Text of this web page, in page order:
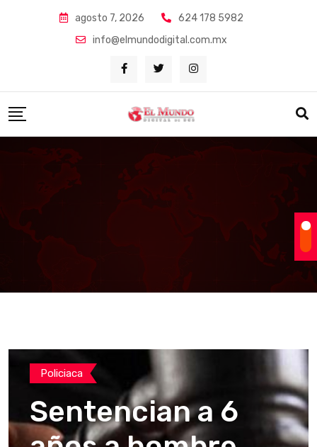
agosto 7, 2026
624 178 5982
info@elmundodigital.com.mx
Policiaca
Sentencian a 6